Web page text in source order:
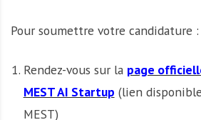
Pour soumettre votre candidature :
Rendez-vous sur la page
MEST AI Startup (lien
MEST)